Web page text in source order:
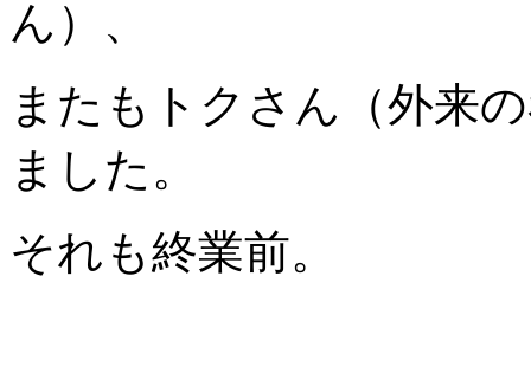
ん）、
またもトクさん（外来
ました。
それも終業前。